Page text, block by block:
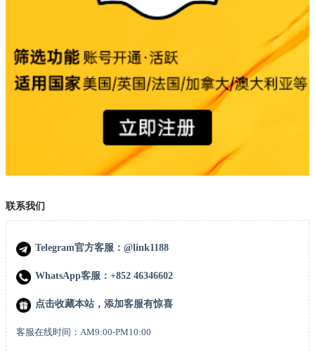
联系我们
Telegram官方客服：@link1188
WhatsApp客服：+852 46346602
点击收藏本站，添加客服有惊喜
客服在线时间：AM9:00-PM10:00